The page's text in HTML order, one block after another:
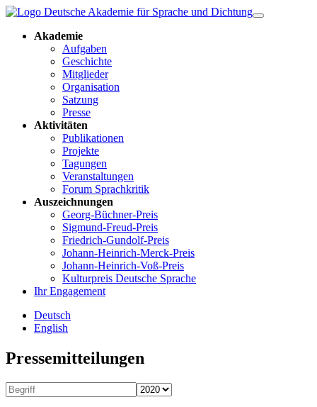
Akademie
Aufgaben
Geschichte
Mitglieder
Organisation
Satzung
Presse
Aktivitäten
Publikationen
Projekte
Tagungen
Veranstaltungen
Forum Sprachkritik
Auszeichnungen
Georg-Büchner-Preis
Sigmund-Freud-Preis
Friedrich-Gundolf-Preis
Johann-Heinrich-Merck-Preis
Johann-Heinrich-Voß-Preis
Kulturpreis Deutsche Sprache
Ihr Engagement
Deutsch
English
Presse­mitteilungen